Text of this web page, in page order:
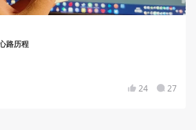
路历程
24 27